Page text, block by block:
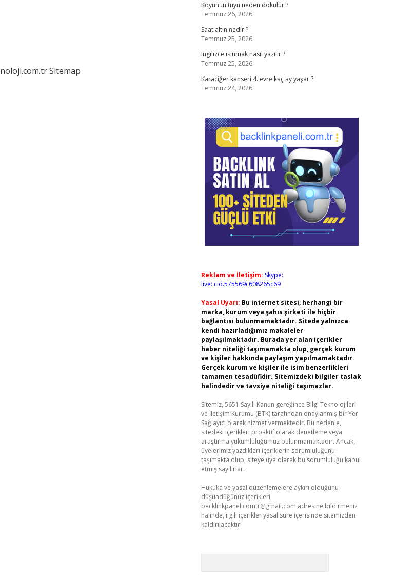
Sitemap
Koyunun tüyü neden dökülür ?
Temmuz 26, 2026
Saat altın nedir ?
Temmuz 25, 2026
Ingilizce ısınmak nasıl yazılır ?
Temmuz 25, 2026
Karaciğer kanseri 4. evre kaç ay yaşar ?
Temmuz 24, 2026
Reklam ve İletişim: Skype:
live:.cid.575569c608265c69
Yasal Uyarı: Bu internet sitesi, herhangi bir
marka, kurum veya şahıs şirketi ile hiçbir
bağlantısı bulunmamaktadır. Sitede yalnızca
kendi hazırladığımız makaleler
paylaşılmaktadır. Burada yer alan içerikler
haber niteliği taşımamakta olup, gerçek kurum
ve kişiler hakkında paylaşım yapılmamaktadır.
Gerçek kurum ve kişiler ile isim benzerlikleri
tamamen tesadüfidir. Sitemizdeki bilgiler taslak
halindedir ve tavsiye niteliği taşımazlar.
Sitemiz, 5651 Sayılı Kanun gereğince Bilgi Teknolojileri
ve İletişim Kurumu (BTK) tarafından onaylanmış bir Yer
Sağlayıcı olarak hizmet vermektedir. Bu nedenle,
sitedeki içerikleri proaktif olarak denetleme veya
araştırma yükümlülüğümüz bulunmamaktadır. Ancak,
üyelerimiz yazdıkları içeriklerin sorumluluğunu
taşımakta olup, siteye üye olarak bu sorumluluğu kabul
etmiş sayılırlar.
Hukuka ve yasal düzenlemelere aykırı olduğunu
düşündüğünüz içerikleri,
backlinkpanelicomtr@gmail.com adresine bildirmeniz
halinde, ilgili içerikler yasal süre içerisinde sitemizden
kaldırılacaktır.